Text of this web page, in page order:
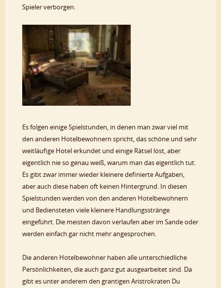
Spieler verborgen.
Es folgen einige Spielstunden, in denen man zwar viel mit
den anderen Hotelbewohnern spricht, das schöne und sehr
weitläufige Hotel erkundet und einige Rätsel löst, aber
eigentlich nie so genau weiß, warum man das eigentlich tut.
Es gibt zwar immer wieder kleinere definierte Aufgaben,
aber auch diese haben oft keinen Hintergrund. In diesen
Spielstunden werden von den anderen Hotelbewohnern
und Bediensteten viele kleinere Handlungsstränge
eingeführt. Die meisten davon verlaufen aber im Sande oder
werden einfach gar nicht mehr angesprochen.
Die anderen Hotelbewohner haben alle unterschiedliche
Persönlichkeiten, die auch ganz gut ausgearbeitet sind. Da
gibt es unter anderem den grantigen Aristrokraten Du